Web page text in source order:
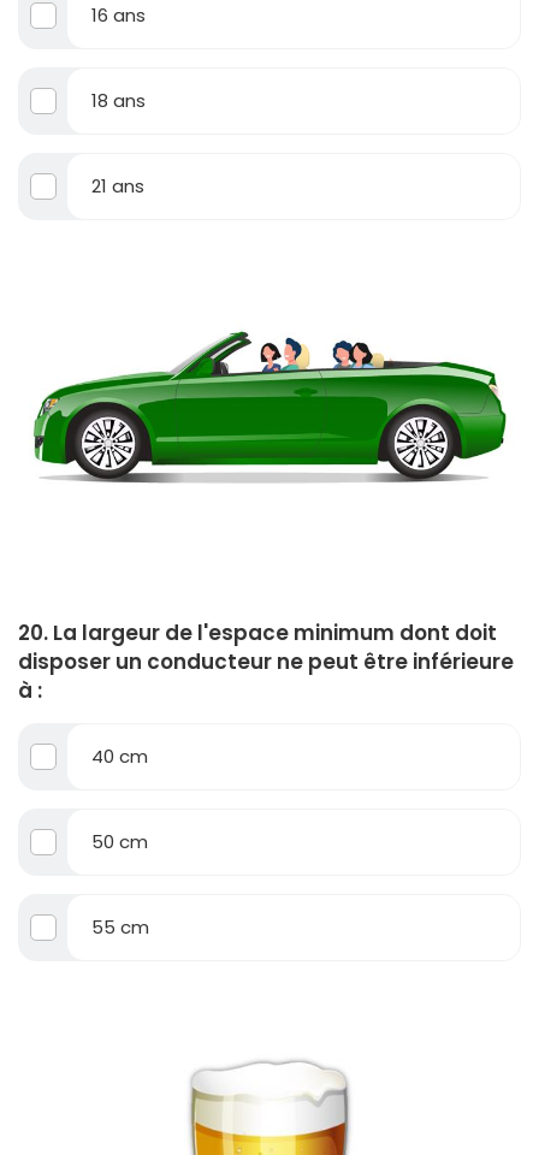
16 ans
18 ans
21 ans
20. La largeur de l'espace minimum dont doit
disposer un conducteur ne peut être inférieure
à :
40 cm
50 cm
55 cm